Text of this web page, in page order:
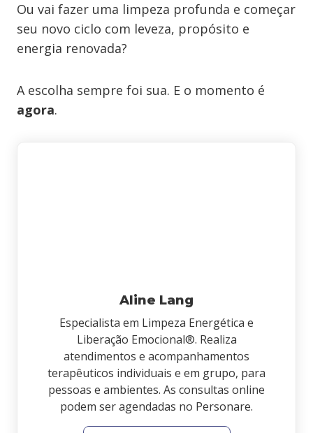
Ou vai fazer uma limpeza profunda e começar
seu novo ciclo com leveza, propósito e
energia renovada?
A escolha sempre foi sua. E o momento é
agora.
Aline Lang
Especialista em Limpeza Energética e
Liberação Emocional®. Realiza
atendimentos e acompanhamentos
terapêuticos individuais e em grupo, para
pessoas e ambientes. As consultas online
podem ser agendadas no Personare.